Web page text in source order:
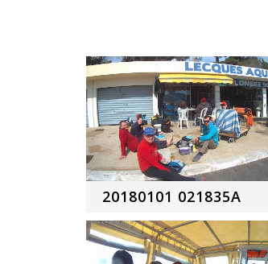
20180101 021835A